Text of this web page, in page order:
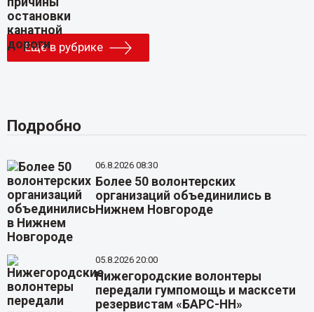
Еще в рубрике
Подробно
06.8.2026 08:30
Более 50 волонтерских
организаций объединились в
Нижнем Новгороде
05.8.2026 20:00
Нижегородские волонтеры
передали гумпомощь и масксети
резервистам «БАРС-НН»